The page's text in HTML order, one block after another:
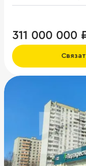
311 000